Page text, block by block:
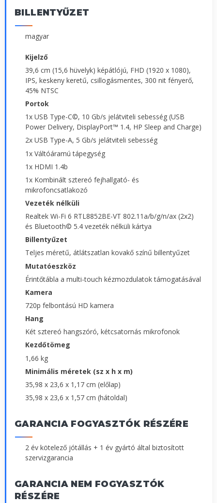
BILLENTYŰZET
magyar
Kijelző
39,6 cm (15,6 hüvelyk) képátlójú, FHD (1920 x 1080),
IPS, keskeny keretű, csillogásmentes, 300 nit fényerő,
45% NTSC
Portok
1x USB Type-C©, 10 Gb/s jelátviteli sebesség (USB
Power Delivery, DisplayPort™ 1.4, HP Sleep and Charge)
2x USB Type-A, 5 Gb/s jelátviteli sebesség
1x Váltóáramú tápegység
1x HDMI 1.4b
1x Kombinált sztereó fejhallgató- és
mikrofoncsatlakozó
Vezeték nélküli
Realtek Wi-Fi 6 RTL8852BE-VT 802.11a/b/g/n/ax (2x2)
és Bluetooth© 5.4 vezeték nélküli kártya
Billentyűzet
Teljes méretű, átlátszatlan kovakő színű billentyűzet
Mutatóeszköz
Érintőtábla a multi-touch kézmozdulatok támogatásával
Kamera
720p felbontású HD kamera
Hang
Két sztereó hangszóró, kétcsatornás mikrofonok
Kezdőtömeg
1,66 kg
Minimális méretek (sz x h x m)
35,98 x 23,6 x 1,17 cm (előlap)
35,98 x 23,6 x 1,57 cm (hátoldal)
GARANCIA FOGYASZTÓK RÉSZÉRE
2 év kötelező jótállás + 1 év gyártó által biztosított
szervizgarancia
GARANCIA NEM FOGYASZTÓK
RÉSZÉRE